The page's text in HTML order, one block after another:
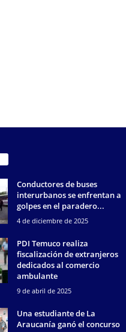
Conductores de buses
interurbanos se enfrentan a
golpes en el paradero...
4 de diciembre de 2025
PDI Temuco realiza
fiscalización de extranjeros
dedicados al comercio
ambulante
9 de abril de 2025
Una estudiante de La
Araucanía ganó el concurso